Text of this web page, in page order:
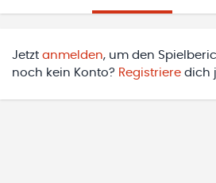
Jetzt anmelden, um den
noch kein Konto? Registriere dich